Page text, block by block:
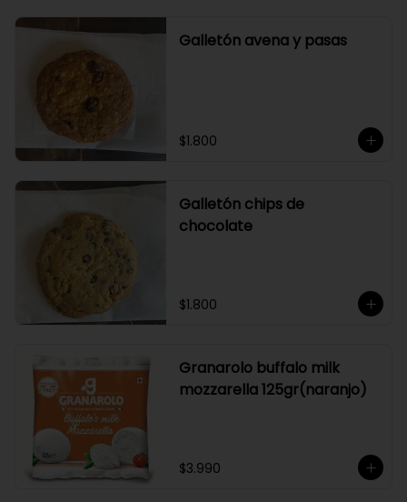
Galletón avena y pasas
$1.800
Galletón chips de
chocolate
$1.800
Granarolo buffalo milk
mozzarella 125gr(naranjo)
$3.990